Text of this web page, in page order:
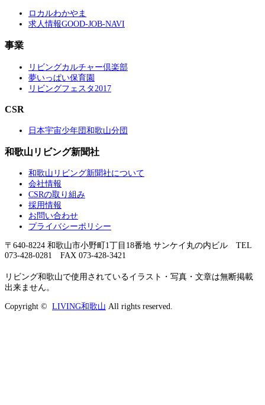
ロカルわかやま
求人情報GOOD-JOB-NAVI
事業
リビングカルチャー倶楽部
夢いっぱい保育園
リビングフェスタ2017
CSR
日本宇宙少年団和歌山分団
和歌山リビング新聞社
和歌山リビング新聞社について
会社情報
CSRの取り組み
採用情報
お問い合わせ
プライバシーポリシー
〒640-8224 和歌山市小野町1丁目18番地 サンケイ丸の内ビル TEL
073-428-0281 FAX 073-428-3421
リビング和歌山で使用されているイラスト・写真・文章は無断掲載
出来ません。
Copyright © LIVING和歌山 All rights reserved.